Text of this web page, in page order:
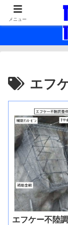
エフ
エフケー不陸
メニュー